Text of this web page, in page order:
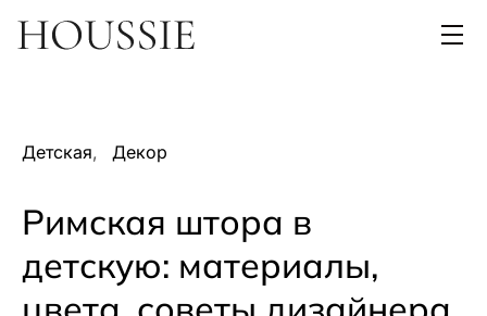
Детская Декор
Римская штора в
детскую: материалы,